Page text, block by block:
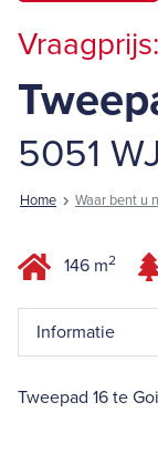
Vraagprijs:
5051
Home Waar bent u
146 m2
Informatie
Tweepad 16 te